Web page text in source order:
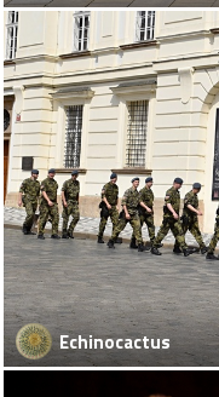
Echinocactus